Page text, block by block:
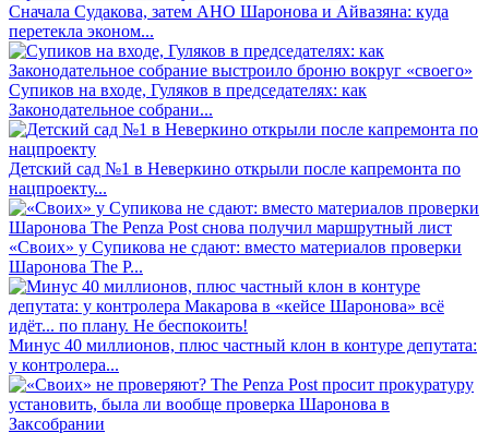
Сначала Судакова, затем АНО Шаронова и Айвазяна: куда
перетекла эконом...
Супиков на входе, Гуляков в председателях: как
Законодательное собрани...
Детский сад №1 в Неверкино открыли после капремонта по
нацпроекту...
«Своих» у Супикова не сдают: вместо материалов проверки
Шаронова The P...
Минус 40 миллионов, плюс частный клон в контуре депутата:
у контролера...